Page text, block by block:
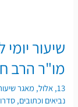
שיעור
מו"ר הרב
13
,אלול, מאגר
נביאים וכתובים,
שיעור
לחודש
אלול